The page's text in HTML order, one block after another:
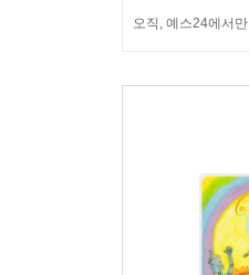
오직, 예스24에서만